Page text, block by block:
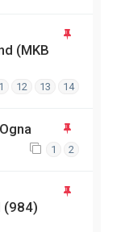
(MKB
12 13 14
1 2
(984)